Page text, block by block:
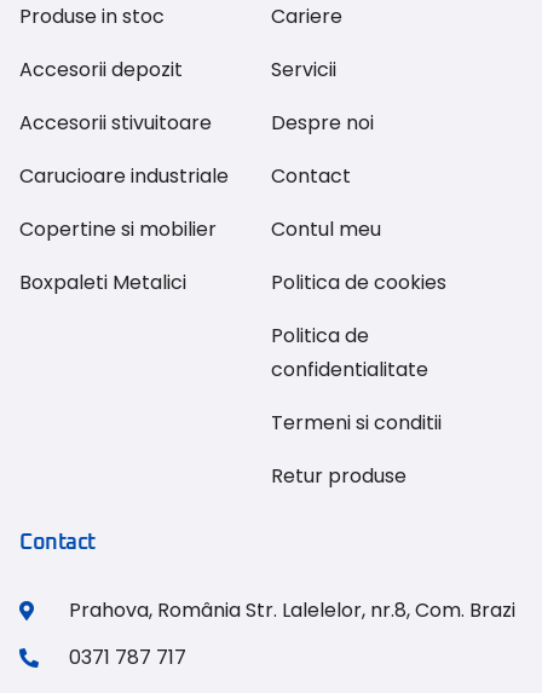
Produse in stoc
Accesorii depozit
Accesorii stivuitoare
Carucioare industriale
Copertine si mobilier
Boxpaleti Metalici
Cariere
Servicii
Despre noi
Contact
Contul meu
Politica de cookies
Politica de
confidentialitate
Termeni si conditii
Retur produse
Contact
Prahova, România Str. Lalelelor, nr.8, Com. Brazi
0371 787 717